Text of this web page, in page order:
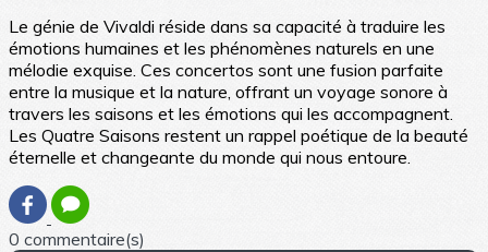
Le génie de Vivaldi réside dans sa capacité à traduire les
émotions humaines et les phénomènes naturels en une
mélodie exquise. Ces concertos sont une fusion parfaite
entre la musique et la nature, offrant un voyage sonore à
travers les saisons et les émotions qui les accompagnent.
Les Quatre Saisons restent un rappel poétique de la beauté
éternelle et changeante du monde qui nous entoure.
0 commentaire(s)